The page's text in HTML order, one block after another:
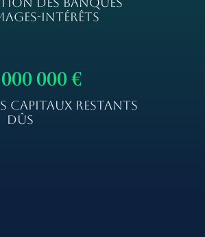
INTÉRÊTS
000 €
CAPITAUX RESTANTS
DÛS